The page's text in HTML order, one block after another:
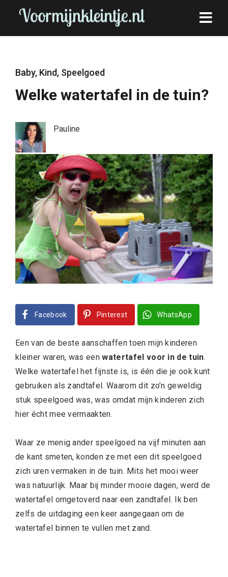
Baby, Kind, Speelgoed
Welke watertafel in de tuin?
Pauline
Facebook Pinterest WhatsApp
Een van de beste aanschaffen toen mijn kinderen
kleiner waren, was eenwatertafel voor in de tuin.
Welke watertafel het fijnste is, is één die je ook kunt
gebruiken als zandtafel. Waarom dit zo’n geweldig
stuk speelgoed was, was omdat mijn kinderen zich
hier écht mee vermaakten.
Waar ze menig ander speelgoed na vijf minuten aan
de kant smeten, konden ze met een dit speelgoed
zich uren vermaken in de tuin. Mits het mooi weer
was natuurlijk. Maar bij minder mooie dagen, werd de
watertafel omgetoverd naar een zandtafel. Ik ben
zelfs de uitdaging een keer aangegaan om de
watertafel binnen te vullen met zand.